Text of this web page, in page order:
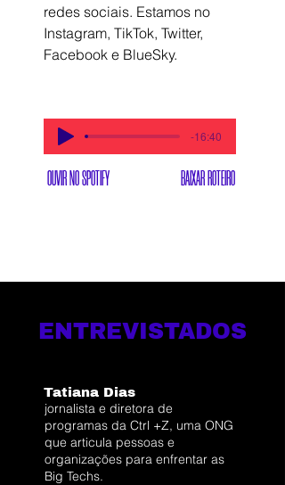
redes sociais. Estamos no
Instagram, TikTok, Twitter,
Facebook e BlueSky.
-16:40
OUVIR NO SPOTIFY BAIXAR ROTEIRO
ENTREVISTADOS
Tatiana Dias
jornalista e diretora de
programas da Ctrl +Z, uma ONG
que articula pessoas e
organizações para enfrentar as
Big Techs.